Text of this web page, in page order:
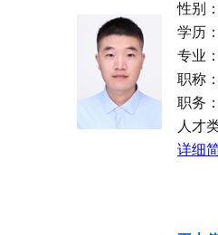
性别
学历
专业
职称
职务
人才
详细